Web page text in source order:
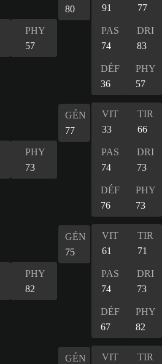
PHY
57
80
91
77
PAS
74
DRI
83
DÉF
36
PHY
57
PHY
73
GÉN
77
VIT
33
TIR
66
PAS
74
DRI
73
DÉF
76
PHY
73
PHY
82
GÉN
75
VIT
61
TIR
71
PAS
74
DRI
73
DÉF
67
PHY
82
GÉN
VIT
TIR